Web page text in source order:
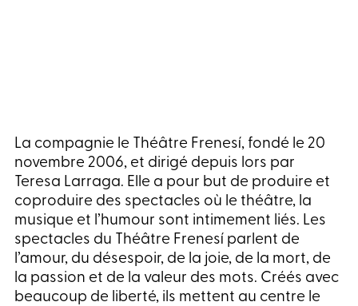
La compagnie le Théâtre Frenesí, fondé le 20
novembre 2006, et dirigé depuis lors par
Teresa Larraga. Elle a pour but de produire et
coproduire des spectacles où le théâtre, la
musique et l’humour sont intimement liés. Les
spectacles du Théâtre Frenesí parlent de
l’amour, du désespoir, de la joie, de la mort, de
la passion et de la valeur des mots. Créés avec
beaucoup de liberté, ils mettent au centre le